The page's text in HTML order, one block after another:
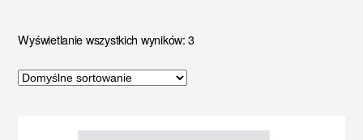
Wyświetlanie wszystkich wyników: 3